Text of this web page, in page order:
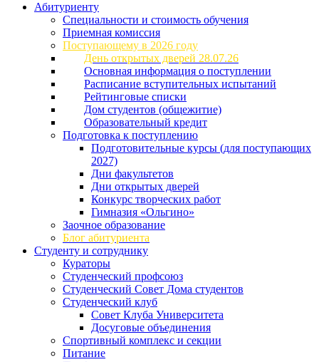
Абитуриенту
Специальности и стоимость обучения
Приемная комиссия
Поступающему в 2026 году
День открытых дверей 28.07.26
Основная информация о поступлении
Расписание вступительных испытаний
Рейтинговые списки
Дом студентов (общежитие)
Образовательный кредит
Подготовка к поступлению
Подготовительные курсы (для поступающих
2027)
Дни факультетов
Дни открытых дверей
Конкурс творческих работ
Гимназия «Ольгино»
Заочное образование
Блог абитуриента
Студенту и сотруднику
Кураторы
Студенческий профсоюз
Студенческий Совет Дома студентов
Студенческий клуб
Совет Клуба Университета
Досуговые объединения
Спортивный комплекс и секции
Питание